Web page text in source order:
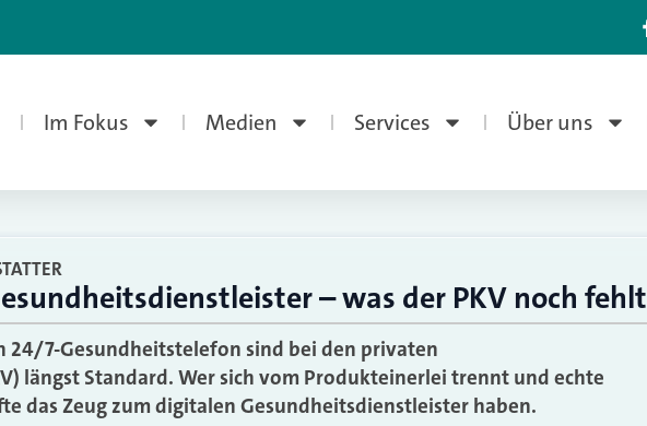
Im Fokus Medien Services Über uns
– was der PKV noch fehlt
24/7-Gesundheitstelefon sind bei den privaten
längst Standard. Wer sich vom Produkteinerlei trennt und echte
das Zeug zum digitalen Gesundheitsdienstleister haben.